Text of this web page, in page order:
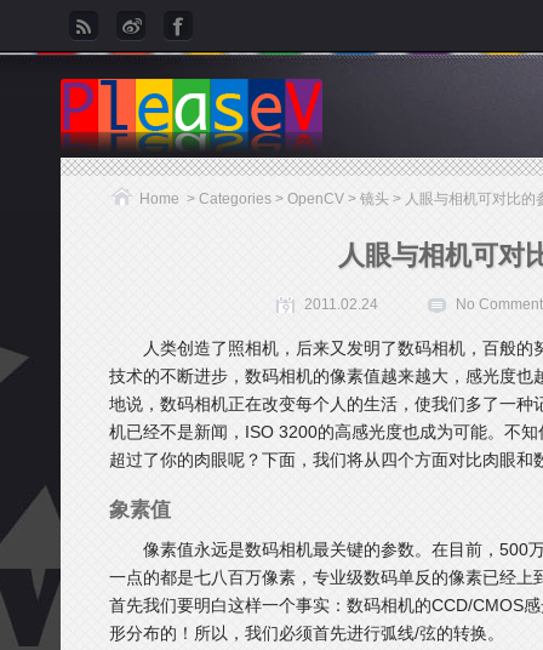
Home > Categories > OpenCV > 镜头 > 人眼与相机可对比的
人眼与相机可对
2011.02.24 No
人类创造了照相机，后来又发明了数码相机，百般
技术的不断进步，数码相机的像素值越来越大，感光度
地说，数码相机正在改变每个人的生活，使我们多了一
机已经不是新闻，ISO 3200的高感光度也成为可能。不
超过了你的肉眼呢？下面，我们将从四个方面对比肉眼和
象素值
像素值永远是数码相机最关键的参数。在目前，500
一点的都是七八百万像素，专业级数码单反的像素已经
首先我们要明白这样一个事实：数码相机的CCD/CMOS
形分布的！所以，我们必须首先进行弧线/弦的转换。